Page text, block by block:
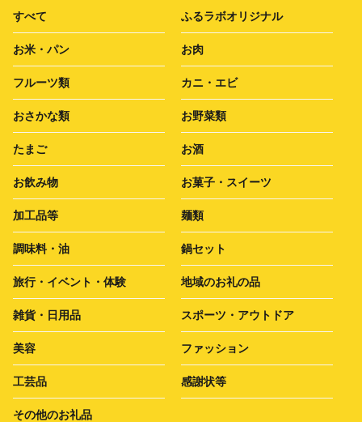
すべて ふるラボオリジナル
お米・パン お肉
フルーツ類 カニ・エビ
おさかな類 お野菜類
たまご お酒
お飲み物 お菓子・スイーツ
加工品等 麺類
調味料・油 鍋セット
旅行・イベント・体験 地域のお礼の品
雑貨・日用品 スポーツ・アウトドア
美容 ファッション
工芸品 感謝状等
その他のお礼品